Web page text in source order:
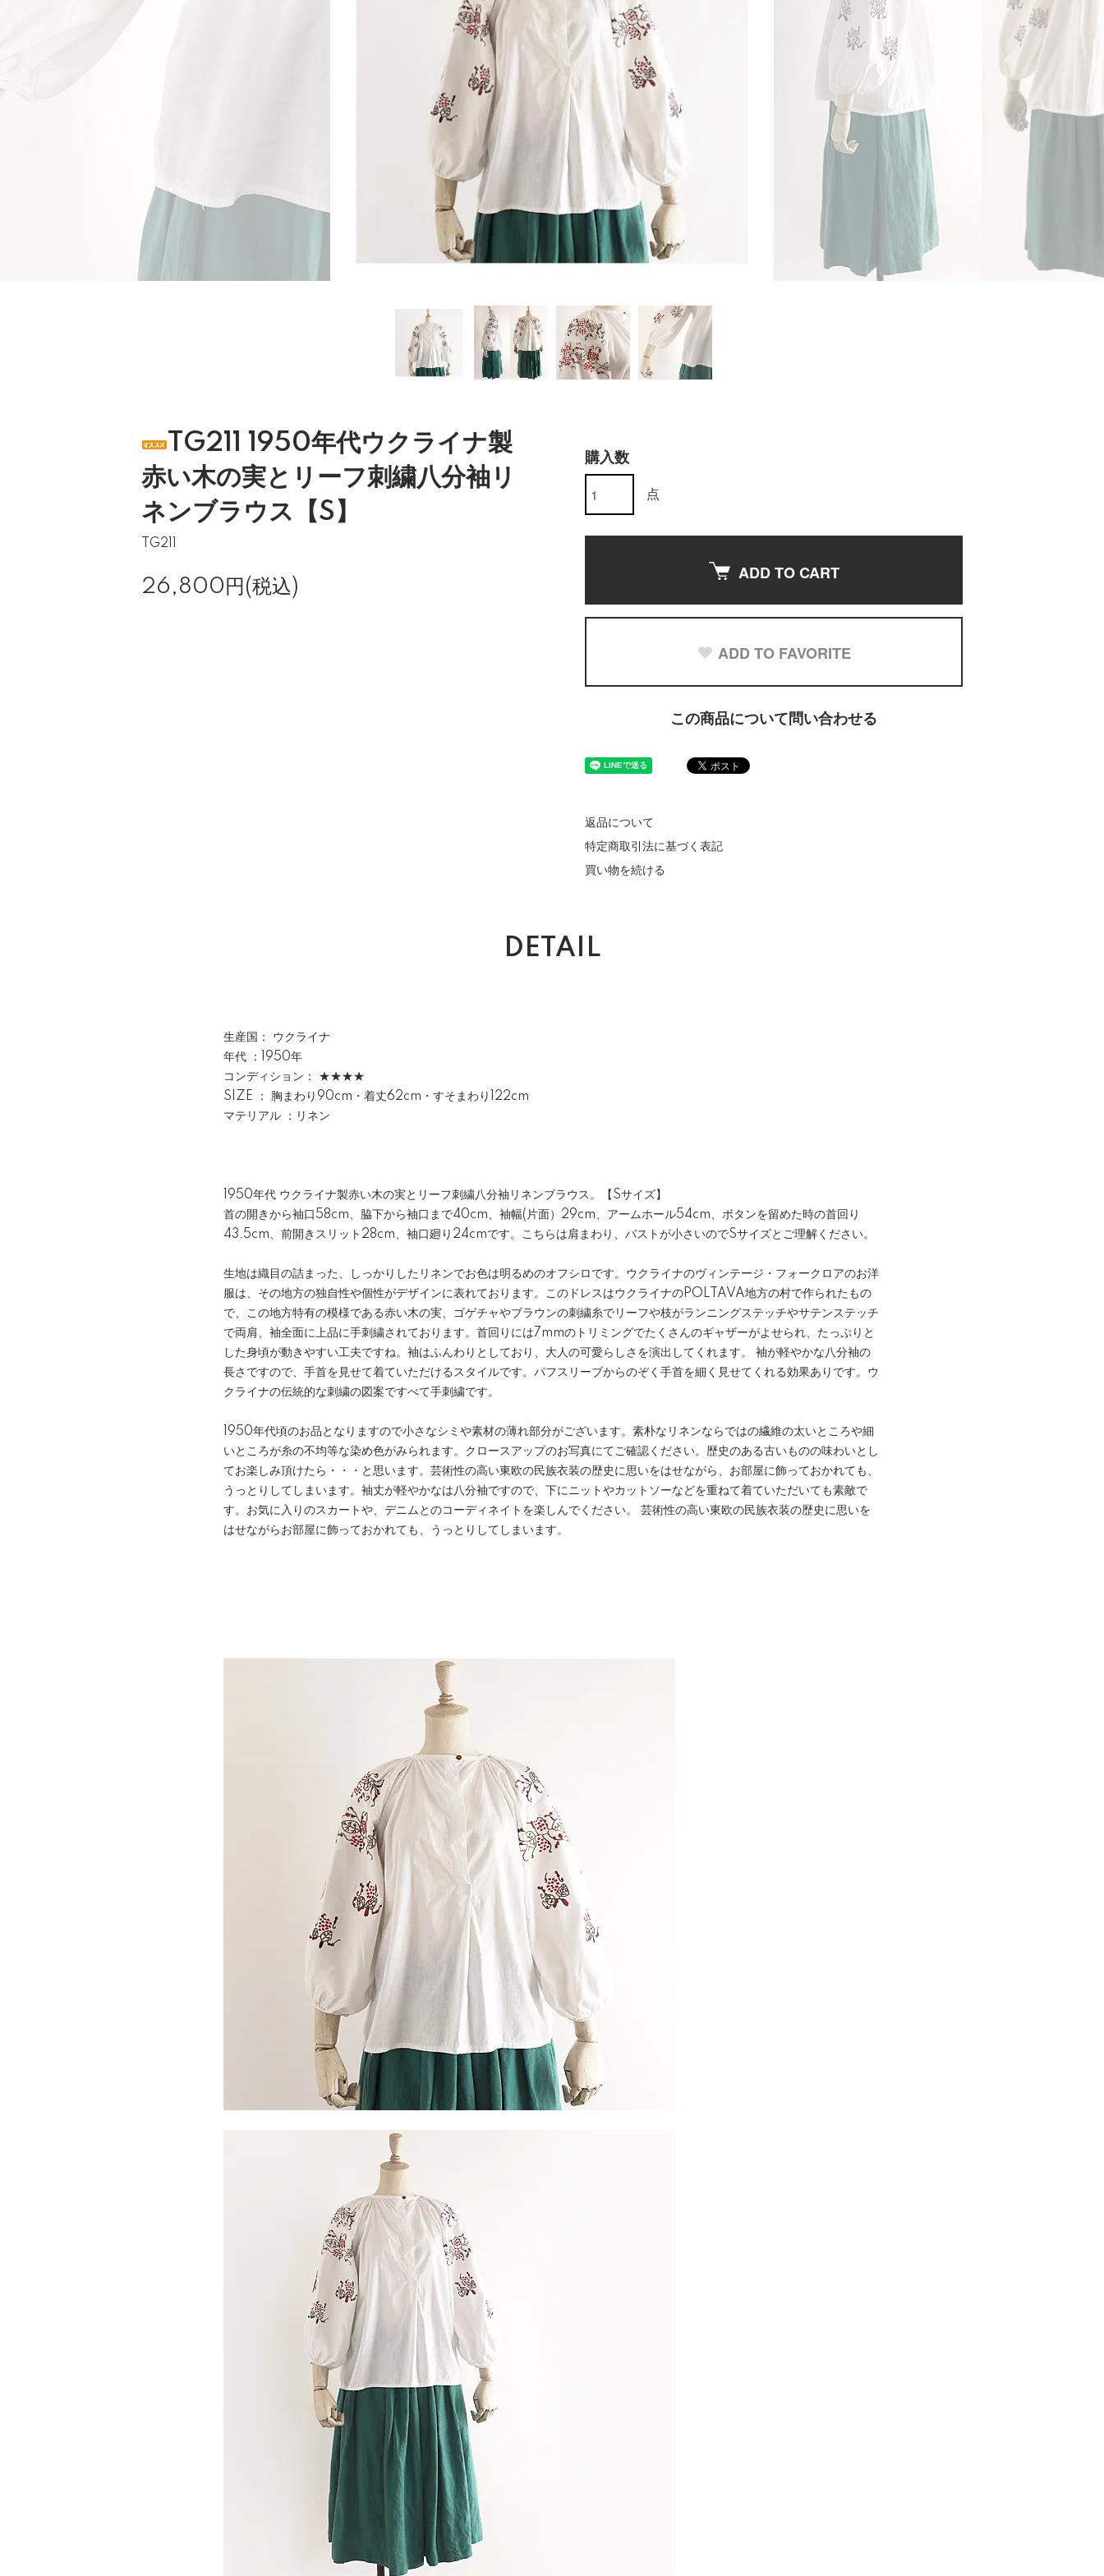
TG211 1950年代ウクライナ製
赤い木の実とリーフ刺繍八分袖リ
ネンブラウス【S】
TG211
26,800円(税込)
購入数
点
ADD TO CART
ADD TO FAVORITE
この商品について問い合わせる
返品について
特定商取引法に基づく表記
買い物を続ける
DETAIL
生産国： ウクライナ
年代 ：1950年
コンディション： ★★★★
SIZE ： 胸まわり90cm・着丈62cm・すそまわり122cm
マテリアル ：リネン
1950年代 ウクライナ製赤い木の実とリーフ刺繍八分袖リネンブラウス。【Sサイズ】
首の開きから袖口58cm、脇下から袖口まで40cm、袖幅(片面）29cm、アームホール54cm、ボタンを留めた時の首回り
43.5cm、前開きスリット28cm、袖口廻り24cmです。こちらは肩まわり、バストが小さいのでSサイズとご理解ください。
生地は織目の詰まった、しっかりしたリネンでお色は明るめのオフシロです。ウクライナのヴィンテージ・フォークロアのお洋
服は、その地方の独自性や個性がデザインに表れております。このドレスはウクライナのPOLTAVA地方の村で作られたもの
で、この地方特有の模様である赤い木の実、ゴゲチャやブラウンの刺繍糸でリーフや枝がランニングステッチやサテンステッチ
で両肩、袖全面に上品に手刺繍されております。首回りには7mmのトリミングでたくさんのギャザーがよせられ、たっぷりと
した身頃が動きやすい工夫ですね。袖はふんわりとしており、大人の可愛らしさを演出してくれます。 袖が軽やかな八分袖の
長さですので、手首を見せて着ていただけるスタイルです。パフスリーブからのぞく手首を細く見せてくれる効果ありです。ウ
クライナの伝統的な刺繍の図案ですべて手刺繍です。
1950年代頃のお品となりますので小さなシミや素材の薄れ部分がございます。素朴なリネンならではの繊維の太いところや細
いところが糸の不均等な染め色がみられます。クロースアップのお写真にてご確認ください。歴史のある古いものの味わいとし
てお楽しみ頂けたら・・・と思います。芸術性の高い東欧の民族衣装の歴史に思いをはせながら、お部屋に飾っておかれても、
うっとりしてしまいます。袖丈が軽やかなは八分袖ですので、下にニットやカットソーなどを重ねて着ていただいても素敵で
す。お気に入りのスカートや、デニムとのコーディネイトを楽しんでください。 芸術性の高い東欧の民族衣装の歴史に思いを
はせながらお部屋に飾っておかれても、うっとりしてしまいます。